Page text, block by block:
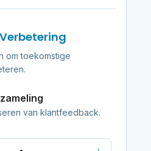
om toekomstige
van klantfeedback.